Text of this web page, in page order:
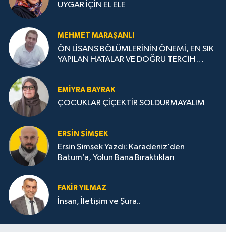
UYGAR İÇİN EL ELE
MEHMET MARAŞANLI
ÖN LİSANS BÖLÜMLERİNİN ÖNEMİ, EN SIK
YAPILAN HATALAR VE DOĞRU TERCİH
EMIYRA BAYRAK
ÇOCUKLAR ÇİÇEKTİR SOLDURMAYALIM
ERSIN ŞIMŞEK
Ersin Şimşek Yazdı: Karadeniz’den
Batum’a, Yolun Bana Bıraktıkları
FAKIR YILMAZ
İnsan, İletişim ve Şura..